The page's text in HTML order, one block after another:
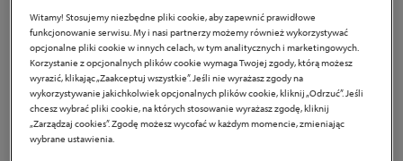
Witamy! Stosujemy niezbędne pliki cookie, aby zapewnić prawidłowe
funkcjonowanie serwisu. My i nasi partnerzy możemy również wykorzystywać
opcjonalne pliki cookie w innych celach, w tym analitycznych i marketingowych.
Korzystanie z opcjonalnych plików cookie wymaga Twojej zgody, którą możesz
wyrazić, klikając „Zaakceptuj wszystkie”. Jeśli nie wyrażasz zgody na
wykorzystywanie jakichkolwiek opcjonalnych plików cookie, kliknij „Odrzuć”. Jeśli
chcesz wybrać pliki cookie, na których stosowanie wyrażasz zgodę, kliknij
„Zarządzaj cookies”. Zgodę możesz wycofać w każdym momencie, zmieniając
wybrane ustawienia.